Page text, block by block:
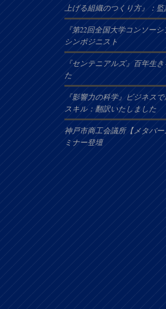
上げる組織のつくり方』：
『第22回全国大学コンソー
シンポジニスト
『センテニアルズ』百年生
た
『影響力の科学』ビジネス
スキル：翻訳いたしました
神戸市商工会議所【メタバ
ミナー登壇